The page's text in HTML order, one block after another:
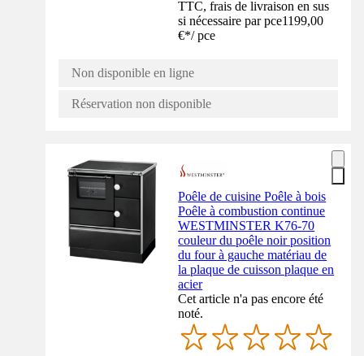
TTC, frais de livraison en sus
si nécessaire par pce1199,00
€*/ pce
Non disponible en ligne
Réservation non disponible
Poêle de cuisine Poêle à bois
Poêle à combustion continue
WESTMINSTER K76-70
couleur du poêle noir position
du four à gauche matériau de
la plaque de cuisson plaque en
acier
Cet article n'a pas encore été
noté.